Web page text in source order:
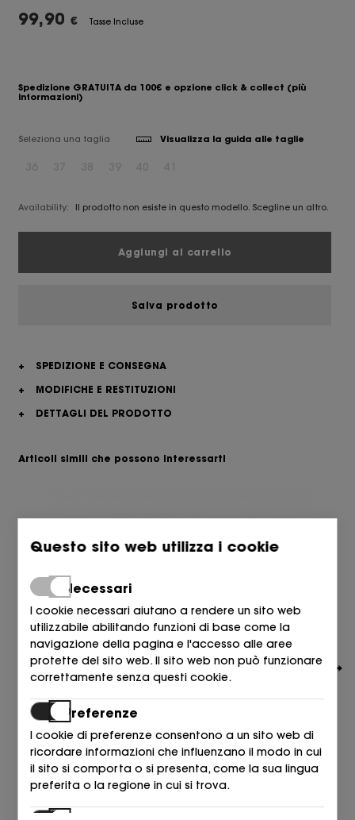
99,90 € Tasse Incluse
Spedizione GRATUITA da 100€ e opzione click & collect (più
informazioni)
Seleziona una taglia Visualizza la guida alle taglie
Availability: Il prodotto non esiste in questo modello. Scegline un altro.
Aggiungi al carrello
Salva prodotto
+
SPEDIZIONE E CONSEGNA
+
MODIFICHE E RESTITUZIONI
+
DETTAGLI DEL PRODOTTO
Articoli simili che possono interessarti
TOMMY HILFIGER
PALA POOL AZUL SKY DESERT ODa5
39,90
Questo sito web utilizza i cookie
Necessari
I cookie necessari aiutano a rendere un sito web
utilizzabile abilitando funzioni di base come la
navigazione della pagina e l'accesso alle aree
protette del sito web. Il sito web non può funzionare
correttamente senza questi cookie.
Preferenze
I cookie di preferenze consentono a un sito web di
ricordare informazioni che influenzano il modo in cui
il sito si comporta o si presenta, come la sua lingua
preferita o la regione in cui si trova.